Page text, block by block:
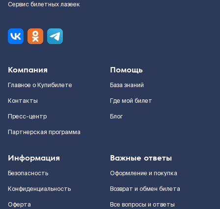
Сервис билетных лазеек
Компания
Главное о Купибилете
Контакты
Пресс-центр
Партнерская программа
Помощь
База знаний
Где мой билет
Блог
Информация
Безопасность
Конфиденциальность
Оферта
Важные ответы
Оформление и покупка
Возврат и обмен билета
Все вопросы и ответы